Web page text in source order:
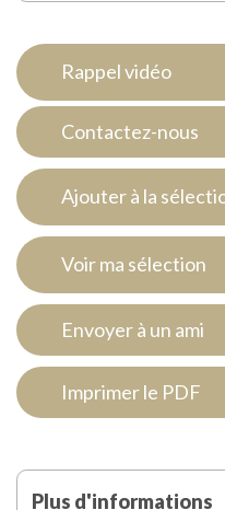
Rappel vidéo
Contactez-nous
Ajouter à la
Voir ma sélection
Envoyer à un ami
Imprimer le PDF
Plus d'informations